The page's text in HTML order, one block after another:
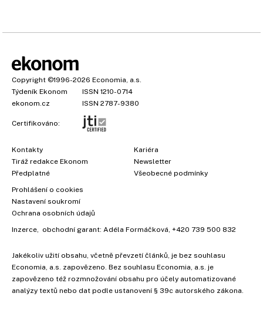
Copyright ©1996-2026 Economia, a.s.
Týdeník Ekonom
ISSN 1210-0714
ekonom.cz
ISSN 2787-9380
Certifikováno:
Kontakty
Tiráž redakce Ekonom
Předplatné
Kariéra
Newsletter
Všeobecné podmínky
Prohlášení o cookies
Nastavení soukromí
Ochrana osobních údajů
Inzerce, obchodní garant: Adéla Formáčková, +420 739 500 832
Jakékoliv užití obsahu, včetně převzetí článků, je bez souhlasu
Economia, a.s. zapovězeno. Bez souhlasu Economia, a.s. je
zapovězeno též rozmnožování obsahu pro účely automatizované
analýzy textů nebo dat podle ustanovení § 39c autorského zákona.